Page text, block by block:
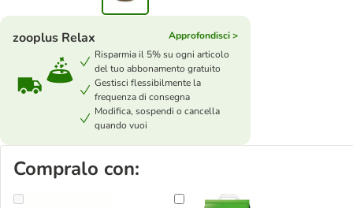
zooplus Relax
Approfondisci >
Risparmia il 5% su ogni articolo
del tuo abbonamento gratuito
Gestisci flessibilmente la
frequenza di consegna
Modifica, sospendi o cancella
quando vuoi
Compralo con: